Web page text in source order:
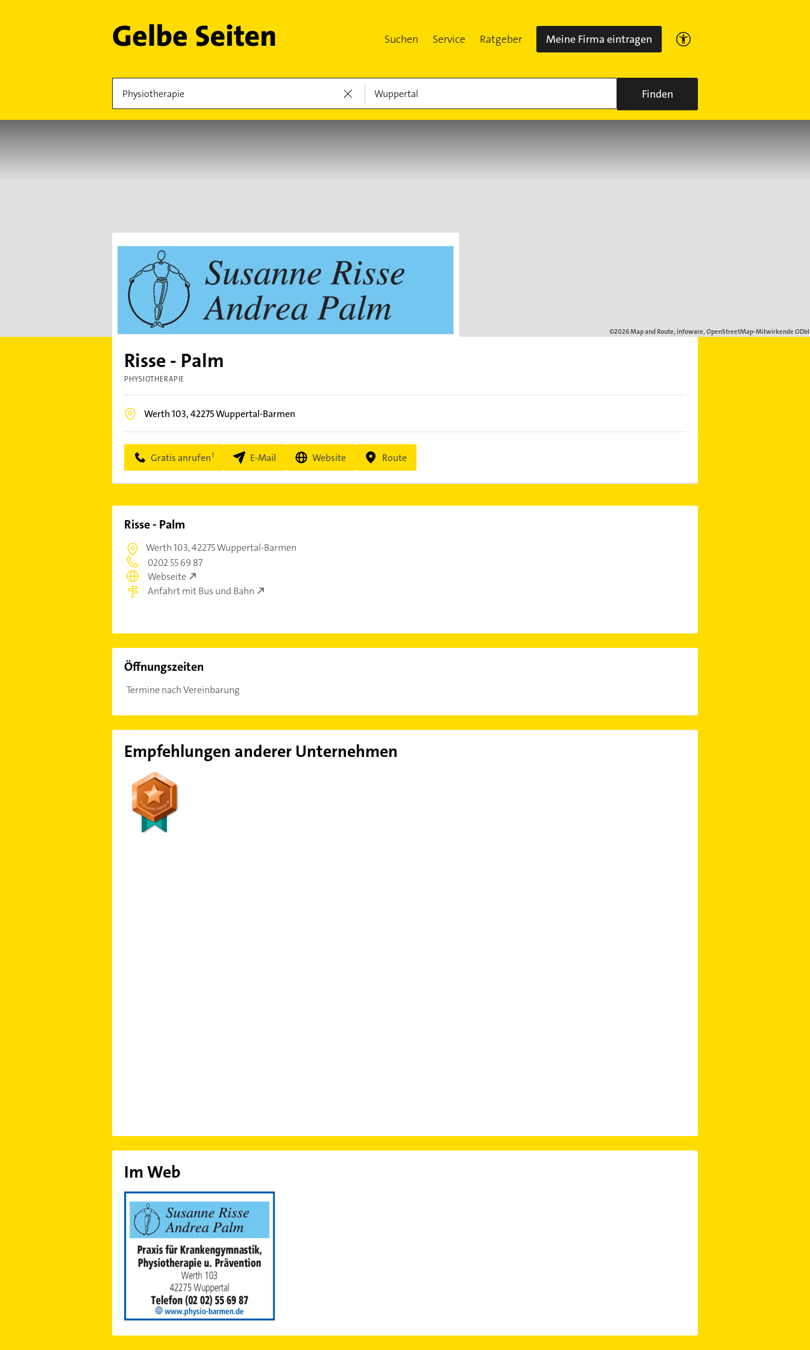
Suchen Service Ratgeber Meine Firma eintragen
Finden
Risse - Palm
PHYSIOTHERAPIE
Werth 103,42275Wuppertal-Barmen
Gratis anrufen E-Mail Website Route
Risse - Palm
Werth 103,42275 Wuppertal-Barmen
0202 55 69 87
Webseite
Anfahrt mit Bus und Bahn
Öffnungszeiten
Termine nach Vereinbarung
Empfehlungen anderer Unternehmen
Im Web